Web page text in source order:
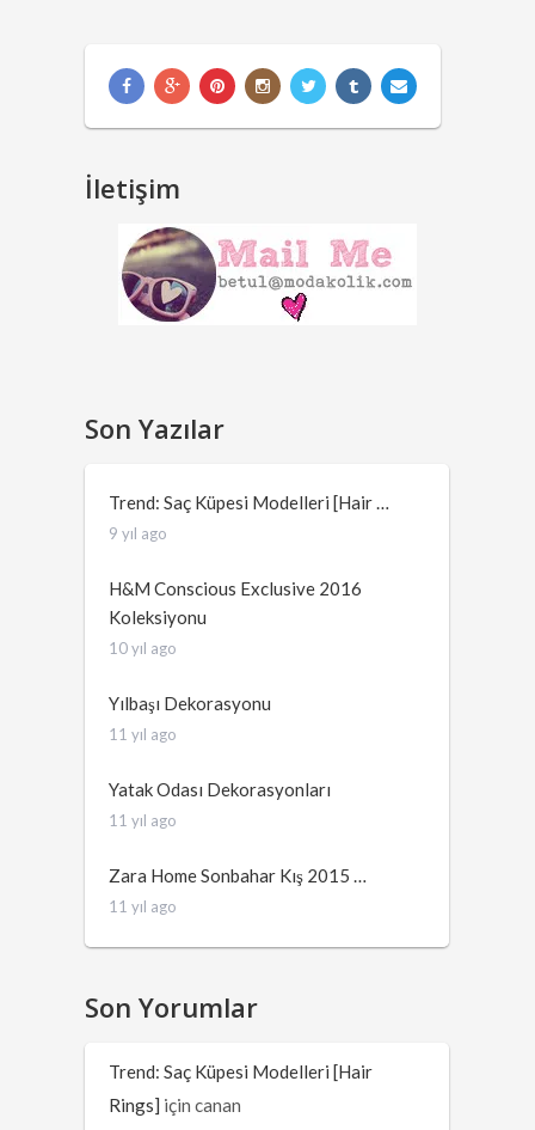
İletişim
Son Yazılar
Trend: Saç Küpesi Modelleri [Hair …
9 yıl ago
H&M Conscious Exclusive 2016
Koleksiyonu
10 yıl ago
Yılbaşı Dekorasyonu
11 yıl ago
Yatak Odası Dekorasyonları
11 yıl ago
Zara Home Sonbahar Kış 2015 …
11 yıl ago
Son Yorumlar
Trend: Saç Küpesi Modelleri [Hair
Rings] içincanan